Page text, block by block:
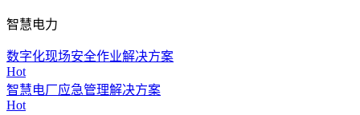
智慧电力
数字化现场安全作业解决方案
Hot
智慧电厂应急管理解决方案
Hot